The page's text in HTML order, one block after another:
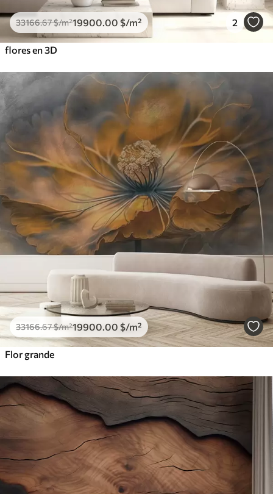
33166.67$/m²19900 .00 $/m² 2
flores en 3D
33166.67$/m²19900 .00 $/m²
Flor grande